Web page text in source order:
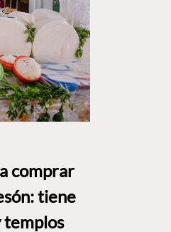
comprar
tiene
templos